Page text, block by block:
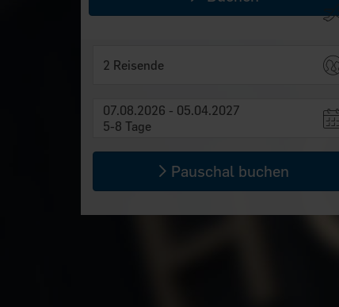
2 Reisende
07.08.2026 - 05.04.2027
5-8 Tage
Pauschal buchen